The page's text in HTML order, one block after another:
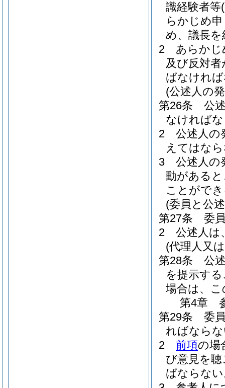
識経験者等
らかじめ
め、議長
2
あらかじ
及び反対
ばなけれ
(公述人の
第26条
公
なければ
2
公述人の
えてはな
3
公述人の
動がある
ことがで
(委員と公
第27条
委
2
公述人は
(代理人又
第28条
公
を提示す
場合は、
第4章
第29条
委
ればなら
2
前項の場
び意見を
ばならな